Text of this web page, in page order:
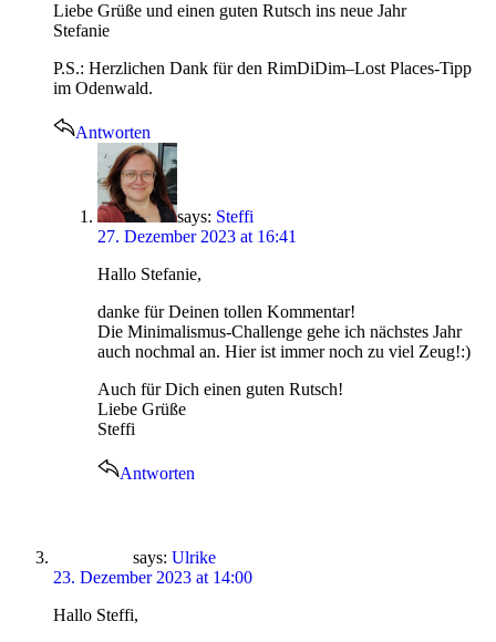
Liebe Grüße und einen guten Rutsch ins neue Jahr
Stefanie
P.S.: Herzlichen Dank für den RimDiDim–Lost Places-Tipp
im Odenwald.
Antworten
says: Steffi
27. Dezember 2023 at 16:41
Hallo Stefanie,
danke für Deinen tollen Kommentar!
Die Minimalismus-Challenge gehe ich nächstes Jahr
auch nochmal an. Hier ist immer noch zu viel Zeug!:)
Auch für Dich einen guten Rutsch!
Liebe Grüße
Steffi
Antworten
says: Ulrike
23. Dezember 2023 at 14:00
Hallo Steffi,